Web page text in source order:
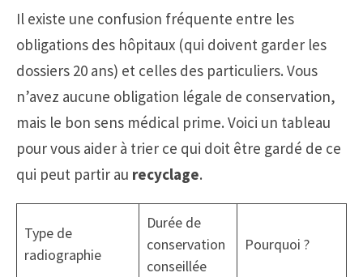
Il existe une confusion fréquente entre les
obligations des hôpitaux (qui doivent garder les
dossiers 20 ans) et celles des particuliers. Vous
n’avez aucune obligation légale de conservation,
mais le bon sens médical prime. Voici un tableau
pour vous aider à trier ce qui doit être gardé de ce
qui peut partir au recyclage.
Type de
radiographie
Durée de
conservation
conseillée
Pourquoi ?